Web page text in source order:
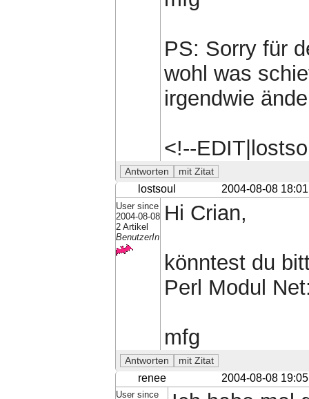
PS: Sorry für
wohl was
irgendwie
<!--
lostsoul 2004-08-08 18:01
User since
2004-08-08
2 Artikel
BenutzerIn
Hi Crian,
könntest du
Perl Modul
mfg
renee 2004-08-08 19:05
User since